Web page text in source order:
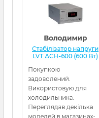
Володимир
Стабілізатор напруги
LVT АСН-600 (600 Вт)
Покупкою
задоволений.
Використовую для
холодильника.
Переглядав декілька
моделей в магазинах-